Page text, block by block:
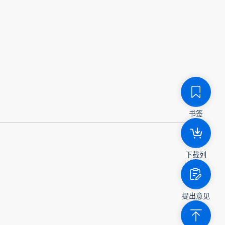
书签
下载列
提出意见